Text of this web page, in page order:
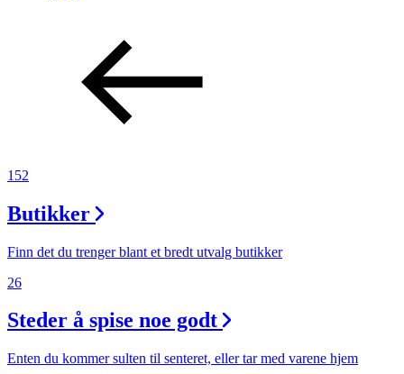
152
Butikker
Finn det du trenger blant et bredt utvalg butikker
26
Steder å spise noe godt
Enten du kommer sulten til senteret, eller tar med varene hjem